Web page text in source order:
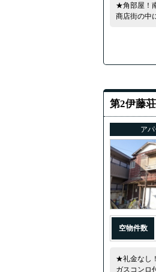
★角部屋！
商店街の中
第2伊藤荘
アパ
空物件数
★礼金なし
ガスコンロ